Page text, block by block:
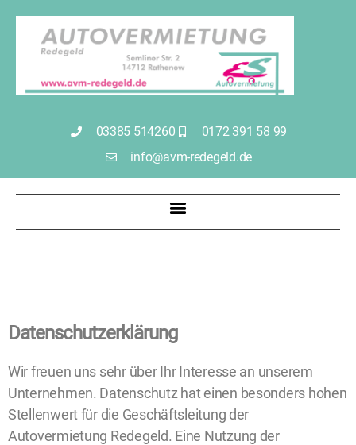
03385 514260
0172 391 58 99
info@avm-redegeld.de
Datenschutzerklärung
Wir freuen uns sehr über Ihr Interesse an unserem
Unternehmen. Datenschutz hat einen besonders hohen
Stellenwert für die Geschäftsleitung der
Autovermietung Redegeld. Eine Nutzung der